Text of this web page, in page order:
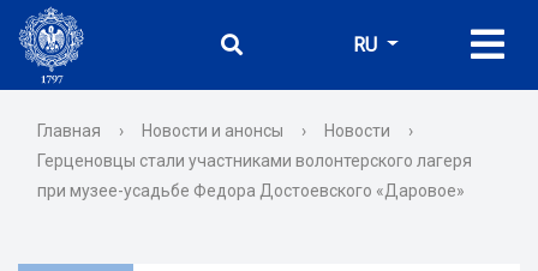
RU
Главная › Новости и анонсы › Новости
›
Герценовцы стали участниками волонтерского лагеря
при музее-усадьбе Федора Достоевского «Даровое»